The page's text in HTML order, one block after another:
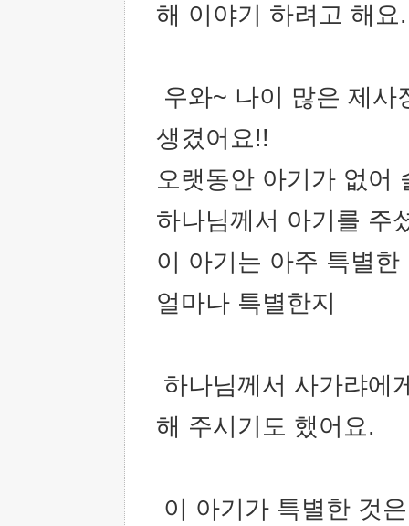
해 이야기 하려고 해요.
우와~ 나이 많은 제사
생겼어요!!
오랫동안 아기가 없어
하나님께서 아기를 주
이 아기는 아주 특별한
얼마나 특별한지
하나님께서 사가랴에
해 주시기도 했어요.
이 아기가 특별한 것